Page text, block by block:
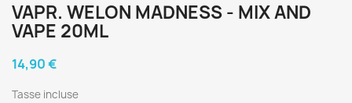
VAPR. WELON MADNESS - MIX AND
VAPE 20ML
14,90 €
Tasse incluse